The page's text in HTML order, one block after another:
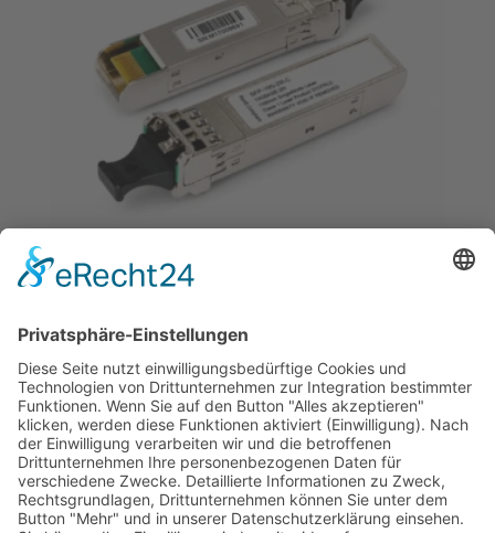
SFP+ 10G ZR
€220,00
© 2026 Tecowin GmbH |Impressum|Datenschutz
|Widerrufsrecht|AGB|Gewährleistung|RMA